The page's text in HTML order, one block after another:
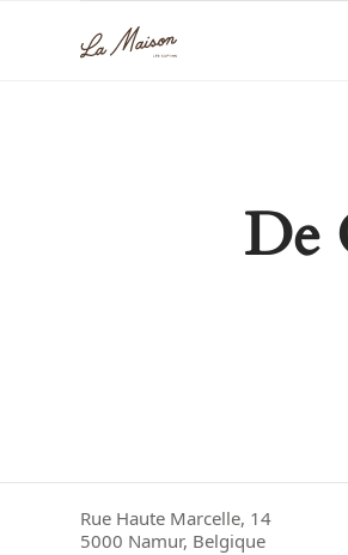
De
Rue Haute Marcelle, 14
5000 Namur, Belgique